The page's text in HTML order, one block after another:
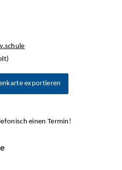
exportieren
einen Termin!